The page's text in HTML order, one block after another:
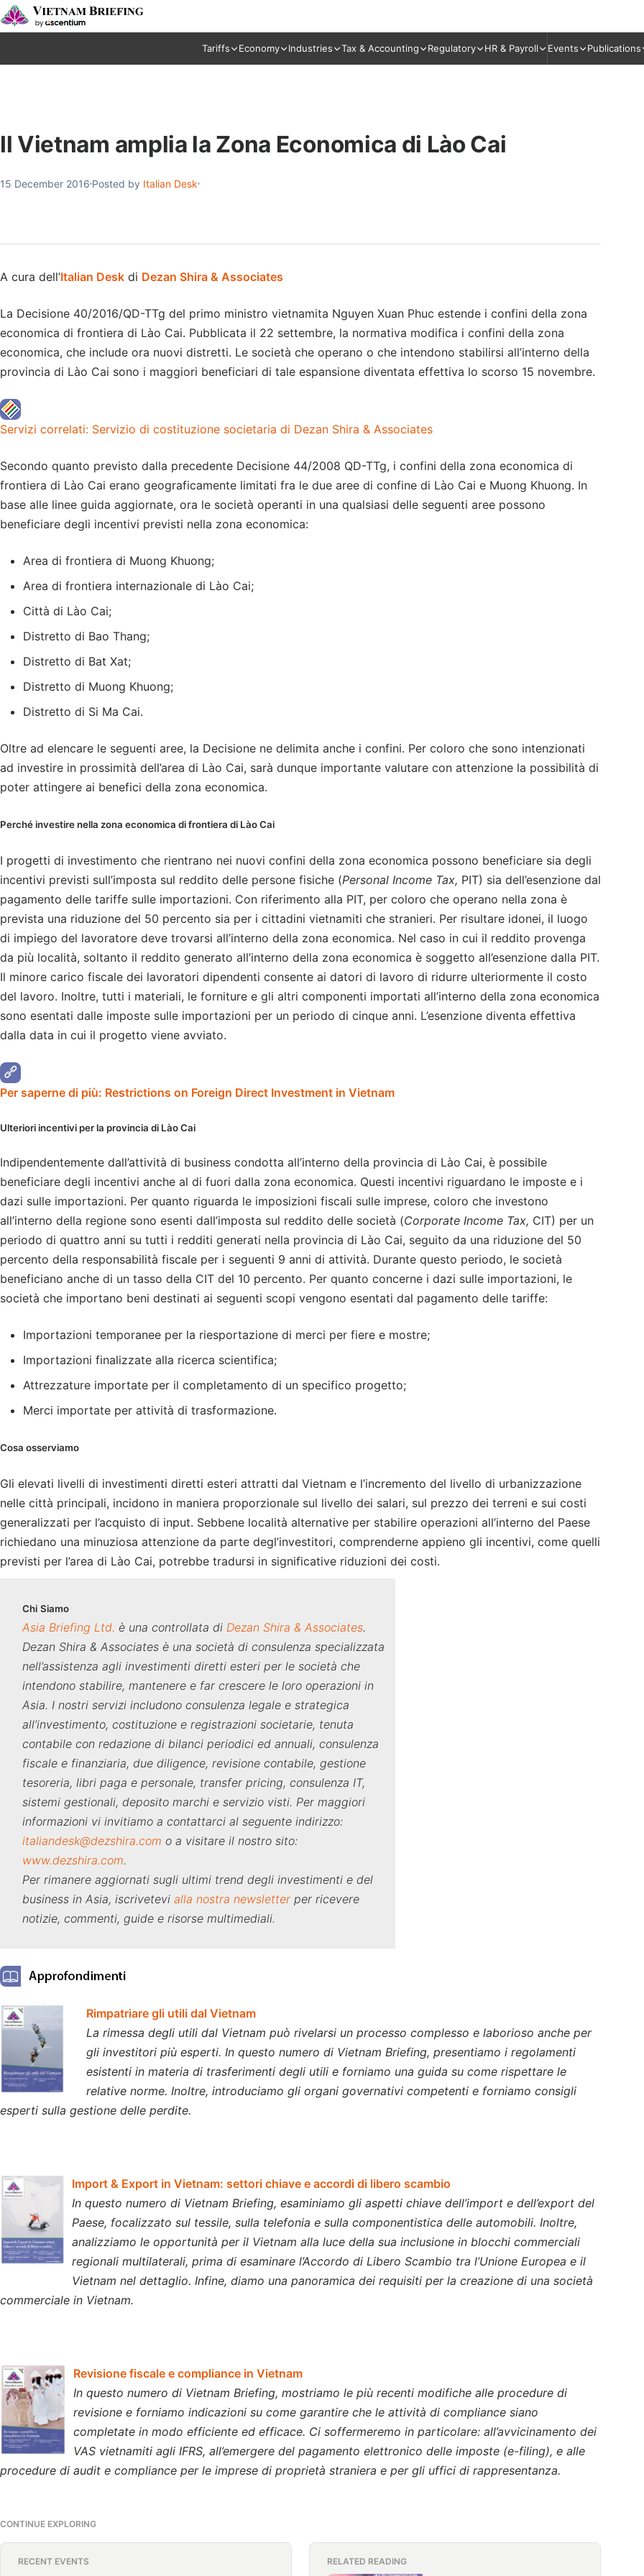
Tariffs Economy Industries Tax & Accounting Regulatory HR & Payroll Events Publications
Il Vietnam amplia la Zona Economica di Lào Cai
15 December 2016 Posted by Italian Desk
A cura dell’Italian Desk di Dezan Shira & Associates
La Decisione 40/2016/QD-TTg del primo ministro vietnamita Nguyen Xuan Phuc estende i confini della zona
economica di frontiera di Lào Cai. Pubblicata il 22 settembre, la normativa modifica i confini della zona
economica, che include ora nuovi distretti. Le società che operano o che intendono stabilirsi all’interno della
provincia di Lào Cai sono i maggiori beneficiari di tale espansione diventata effettiva lo scorso 15 novembre.
Servizi correlati: Servizio di costituzione societaria di Dezan Shira & Associates
Secondo quanto previsto dalla precedente Decisione 44/2008 QD-TTg, i confini della zona economica di
frontiera di Lào Cai erano geograficamente limitati fra le due aree di confine di Lào Cai e Muong Khuong. In
base alle linee guida aggiornate, ora le società operanti in una qualsiasi delle seguenti aree possono
beneficiare degli incentivi previsti nella zona economica:
Area di frontiera di Muong Khuong;
Area di frontiera internazionale di Lào Cai;
Città di Lào Cai;
Distretto di Bao Thang;
Distretto di Bat Xat;
Distretto di Muong Khuong;
Distretto di Si Ma Cai.
Oltre ad elencare le seguenti aree, la Decisione ne delimita anche i confini. Per coloro che sono intenzionati
ad investire in prossimità dell’area di Lào Cai, sarà dunque importante valutare con attenzione la possibilità di
poter attingere ai benefici della zona economica.
Perché investire nella zona economica di frontiera di Lào Cai
I progetti di investimento che rientrano nei nuovi confini della zona economica possono beneficiare sia degli
incentivi previsti sull’imposta sul reddito delle persone fisiche (Personal Income Tax, PIT) sia dell’esenzione dal
pagamento delle tariffe sulle importazioni. Con riferimento alla PIT, per coloro che operano nella zona è
prevista una riduzione del 50 percento sia per i cittadini vietnamiti che stranieri. Per risultare idonei, il luogo
di impiego del lavoratore deve trovarsi all’interno della zona economica. Nel caso in cui il reddito provenga
da più località, soltanto il reddito generato all’interno della zona economica è soggetto all’esenzione dalla PIT.
Il minore carico fiscale dei lavoratori dipendenti consente ai datori di lavoro di ridurre ulteriormente il costo
del lavoro. Inoltre, tutti i materiali, le forniture e gli altri componenti importati all’interno della zona economica
sono esentati dalle imposte sulle importazioni per un periodo di cinque anni. L’esenzione diventa effettiva
dalla data in cui il progetto viene avviato.
Per saperne di più: Restrictions on Foreign Direct Investment in Vietnam
Ulteriori incentivi per la provincia di Lào Cai
Indipendentemente dall’attività di business condotta all’interno della provincia di Lào Cai, è possibile
beneficiare degli incentivi anche al di fuori dalla zona economica. Questi incentivi riguardano le imposte e i
dazi sulle importazioni. Per quanto riguarda le imposizioni fiscali sulle imprese, coloro che investono
all’interno della regione sono esenti dall’imposta sul reddito delle società (Corporate Income Tax, CIT) per un
periodo di quattro anni su tutti i redditi generati nella provincia di Lào Cai, seguito da una riduzione del 50
percento della responsabilità fiscale per i seguenti 9 anni di attività. Durante questo periodo, le società
beneficiano anche di un tasso della CIT del 10 percento. Per quanto concerne i dazi sulle importazioni, le
società che importano beni destinati ai seguenti scopi vengono esentati dal pagamento delle tariffe:
Importazioni temporanee per la riesportazione di merci per fiere e mostre;
Importazioni finalizzate alla ricerca scientifica;
Attrezzature importate per il completamento di un specifico progetto;
Merci importate per attività di trasformazione.
Cosa osserviamo
Gli elevati livelli di investimenti diretti esteri attratti dal Vietnam e l’incremento del livello di urbanizzazione
nelle città principali, incidono in maniera proporzionale sul livello dei salari, sul prezzo dei terreni e sui costi
generalizzati per l’acquisto di input. Sebbene località alternative per stabilire operazioni all’interno del Paese
richiedano una minuziosa attenzione da parte degl’investitori, comprenderne appieno gli incentivi, come quelli
previsti per l’area di Lào Cai, potrebbe tradursi in significative riduzioni dei costi.
Chi Siamo
Asia Briefing Ltd. è una controllata di Dezan Shira & Associates.
Dezan Shira & Associates è una società di consulenza specializzata
nell’assistenza agli investimenti diretti esteri per le società che
intendono stabilire, mantenere e far crescere le loro operazioni in
Asia. I nostri servizi includono consulenza legale e strategica
all’investimento, costituzione e registrazioni societarie, tenuta
contabile con redazione di bilanci periodici ed annuali, consulenza
fiscale e finanziaria, due diligence, revisione contabile, gestione
tesoreria, libri paga e personale, transfer pricing, consulenza IT,
sistemi gestionali, deposito marchi e servizio visti. Per maggiori
informazioni vi invitiamo a contattarci al seguente indirizzo:
italiandesk@dezshira.com o a visitare il nostro sito:
www.dezshira.com.
Per rimanere aggiornati sugli ultimi trend degli investimenti e del
business in Asia, iscrivetevi alla nostra newsletter per ricevere
notizie, commenti, guide e risorse multimediali.
Rimpatriare gli utili dal Vietnam
La rimessa degli utili dal Vietnam può rivelarsi un processo complesso e laborioso anche per
gli investitori più esperti. In questo numero di Vietnam Briefing, presentiamo i regolamenti
esistenti in materia di trasferimenti degli utili e forniamo una guida su come rispettare le
relative norme. Inoltre, introduciamo gli organi governativi competenti e forniamo consigli
esperti sulla gestione delle perdite.
Import & Export in Vietnam: settori chiave e accordi di libero scambio
In questo numero di Vietnam Briefing, esaminiamo gli aspetti chiave dell’import e dell’export del
Paese, focalizzato sul tessile, sulla telefonia e sulla componentistica delle automobili. Inoltre,
analizziamo le opportunità per il Vietnam alla luce della sua inclusione in blocchi commerciali
regionali multilaterali, prima di esaminare l’Accordo di Libero Scambio tra l’Unione Europea e il
Vietnam nel dettaglio. Infine, diamo una panoramica dei requisiti per la creazione di una società
commerciale in Vietnam.
Revisione fiscale e compliance in Vietnam
In questo numero di Vietnam Briefing, mostriamo le più recenti modifiche alle procedure di
revisione e forniamo indicazioni su come garantire che le attività di compliance siano
completate in modo efficiente ed efficace. Ci soffermeremo in particolare: all’avvicinamento dei
VAS vietnamiti agli IFRS, all’emergere del pagamento elettronico delle imposte (e-filing), e alle
procedure di audit e compliance per le imprese di proprietà straniera e per gli uffici di rappresentanza.
CONTINUE EXPLORING
RECENT EVENTS RELATED READING